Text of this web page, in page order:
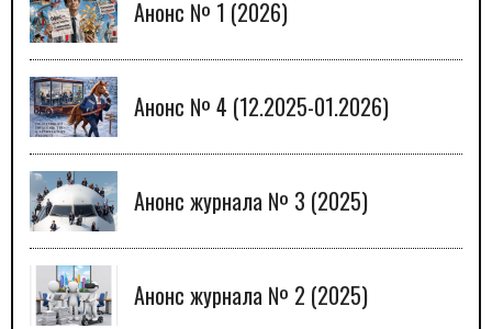
Анонс № 1 (2026)
Анонс № 4 (12.2025-01.2026)
Анонс журнала № 3 (2025)
Анонс журнала № 2 (2025)